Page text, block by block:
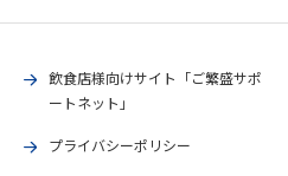
飲食店様向けサイト「ご繁盛サポ
ートネット」
プライバシーポリシー